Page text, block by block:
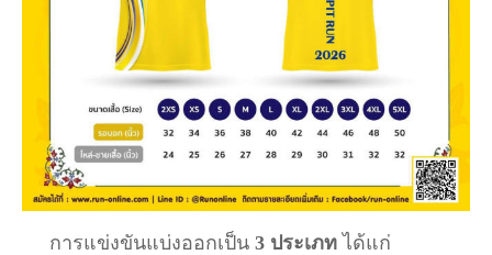
การแข่งขันแบ่งออกเป็น 3 ประเภท ได้แก่